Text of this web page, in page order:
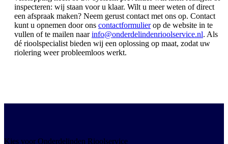
inspecteren: wij staan voor u klaar. Wilt u meer weten of direct
een afspraak maken? Neem gerust contact met ons op. Contact
kunt u opnemen door ons contactformulierop de website in te
vullen of te mailen naarinfo@onderdelindenrioolservice.nl. Als
dé rioolspecialist bieden wij een oplossing op maat, zodat uw
riolering weer probleemloos werkt.
Kies voor Onderdelinden Rioolservice